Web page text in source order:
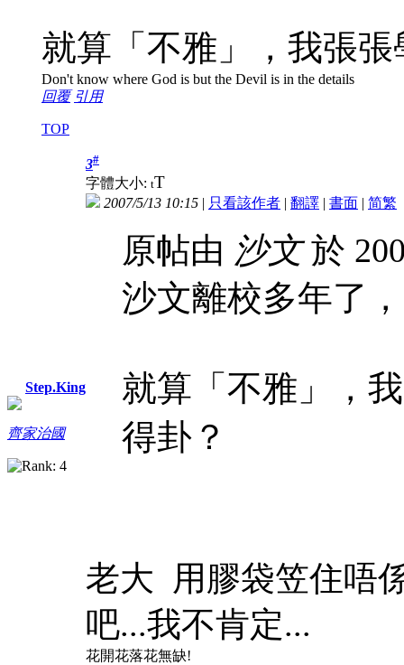
就算「不雅」，我張
Don't know where God is but the Devil is in the details
回覆 引用
TOP
Step.King
齊家治國
3#
字體大小: tT
2007/5/13 10:15 | 只看該作者 | 翻譯 | 書面 | 简繁
原帖由 沙文於
沙文離校多年了
就算「不雅」，
得卦？
老大 用膠袋笠住唔
吧...我不肯定...
花開花落花無缺!